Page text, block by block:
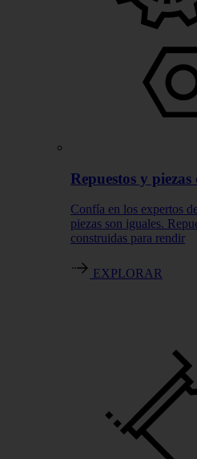
Repuestos y piezas
Confía en los expertos
piezas son iguales.
construidas para rendir
EXPLORAR